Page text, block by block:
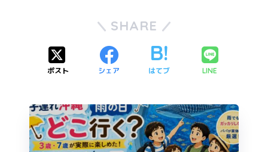
SHARE
ポスト シェア はてブ LINE